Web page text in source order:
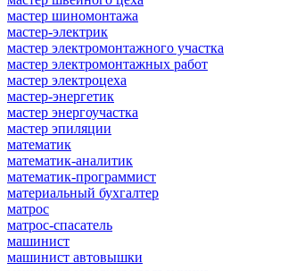
мастер шиномонтажа
мастер-электрик
мастер электромонтажного участка
мастер электромонтажных работ
мастер электроцеха
мастер-энергетик
мастер энергоучастка
мастер эпиляции
математик
математик-аналитик
математик-программист
материальный бухгалтер
матрос
матрос-спасатель
машинист
машинист автовышки